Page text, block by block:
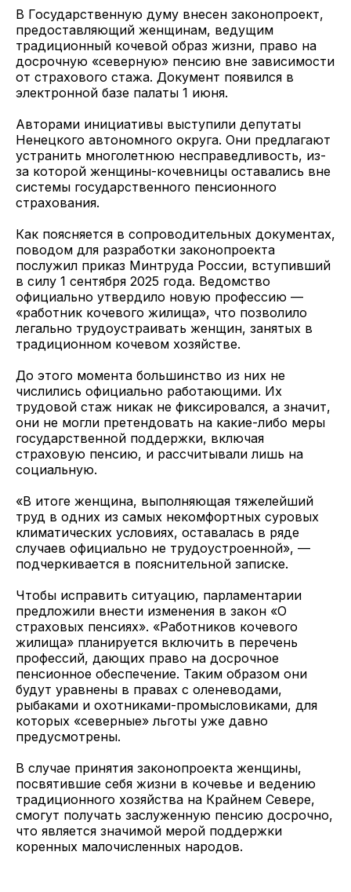
В Государственную думу внесен законопроект,
предоставляющий женщинам, ведущим
традиционный кочевой образ жизни, право на
досрочную «северную» пенсию вне зависимости
от страхового стажа. Документ появился в
электронной базе палаты 1 июня.
Авторами инициативы выступили депутаты
Ненецкого автономного округа. Они предлагают
устранить многолетнюю несправедливость, из-
за которой женщины-кочевницы оставались вне
системы государственного пенсионного
страхования.
Как поясняется в сопроводительных документах,
поводом для разработки законопроекта
послужил приказ Минтруда России, вступивший
в силу 1 сентября 2025 года. Ведомство
официально утвердило новую профессию —
«работник кочевого жилища», что позволило
легально трудоустраивать женщин, занятых в
традиционном кочевом хозяйстве.
До этого момента большинство из них не
числились официально работающими. Их
трудовой стаж никак не фиксировался, а значит,
они не могли претендовать на какие-либо меры
государственной поддержки, включая
страховую пенсию, и рассчитывали лишь на
социальную.
«В итоге женщина, выполняющая тяжелейший
труд в одних из самых некомфортных суровых
климатических условиях, оставалась в ряде
случаев официально не трудоустроенной», —
подчеркивается в пояснительной записке.
Чтобы исправить ситуацию, парламентарии
предложили внести изменения в закон «О
страховых пенсиях». «Работников кочевого
жилища» планируется включить в перечень
профессий, дающих право на досрочное
пенсионное обеспечение. Таким образом они
будут уравнены в правах с оленеводами,
рыбаками и охотниками-промысловиками, для
которых «северные» льготы уже давно
предусмотрены.
В случае принятия законопроекта женщины,
посвятившие себя жизни в кочевье и ведению
традиционного хозяйства на Крайнем Севере,
смогут получать заслуженную пенсию досрочно,
что является значимой мерой поддержки
коренных малочисленных народов.